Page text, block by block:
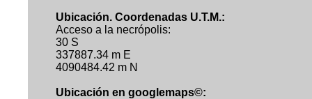
Ubicación. Coordenadas U.T.M.:
Acceso a la necrópolis:
30 S
337887.34 m E
4090484.42 m N
Ubicación en googlemaps©: